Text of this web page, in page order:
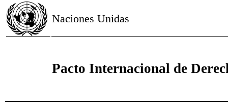
Naciones Unidas
Pacto Internacional de